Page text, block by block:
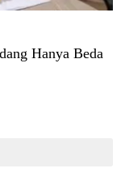
Hanya Beda